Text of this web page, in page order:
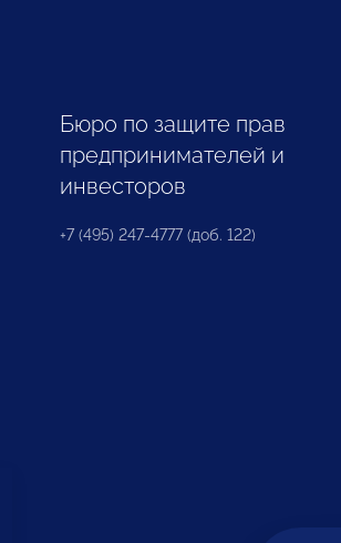
Бюро по защите прав
предпринимателей и
инвесторов
+7 (495) 247-4777 (доб. 122)